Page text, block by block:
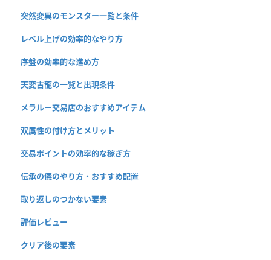
突然変異のモンスター一覧と条件
レベル上げの効率的なやり方
序盤の効率的な進め方
天変古龍の一覧と出現条件
メラルー交易店のおすすめアイテム
双属性の付け方とメリット
交易ポイントの効率的な稼ぎ方
伝承の儀のやり方・おすすめ配置
取り返しのつかない要素
評価レビュー
クリア後の要素